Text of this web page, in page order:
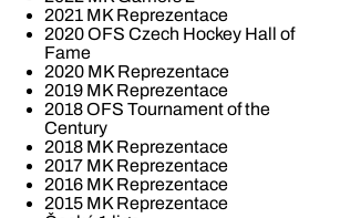
2021 MK Reprezentace
2020 OFS Czech Hockey Hall of
Fame
2020 MK Reprezentace
2019 MK Reprezentace
2018 OFS Tournament of the
Century
2018 MK Reprezentace
2017 MK Reprezentace
2016 MK Reprezentace
2015 MK Reprezentace